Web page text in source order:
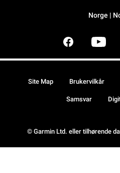
Norge |
© Garmin Ltd. eller tilhørende
Site Map Brukervilkår
Samsvar